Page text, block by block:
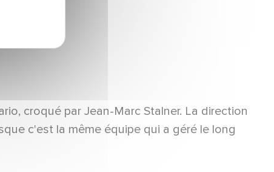
croqué par Jean-Marc Stalner. La direction
c'est la même équipe qui a géré le long